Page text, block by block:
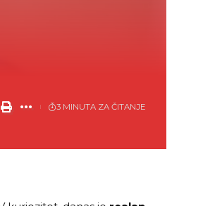
3 MINUTA ZA ČITANJE